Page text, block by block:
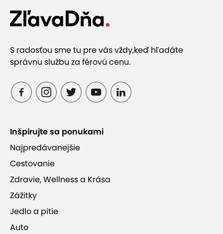
S radosťou sme tu pre vás vždy,keď hľadáte
správnu službu za férovú cenu.
Inšpirujte sa ponukami
Najpredávanejšie
Cestovanie
Zdravie, Wellness a Krása
Zážitky
Jedlo a pitie
Auto